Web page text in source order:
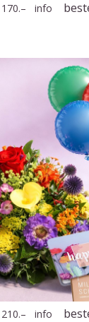
info
info